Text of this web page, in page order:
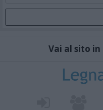
Vai al sito